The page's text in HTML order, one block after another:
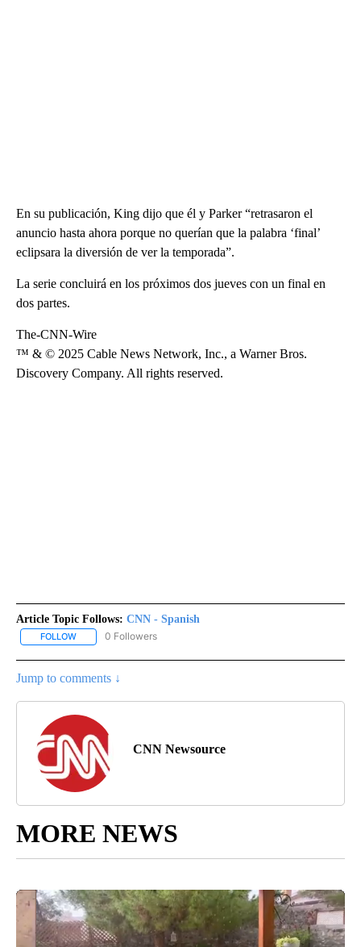
En su publicación, King dijo que él y Parker “retrasaron el
anuncio hasta ahora porque no querían que la palabra ‘final’
eclipsara la diversión de ver la temporada”.
La serie concluirá en los próximos dos jueves con un final en
dos partes.
The-CNN-Wire
™ & © 2025 Cable News Network, Inc., a Warner Bros.
Discovery Company. All rights reserved.
Article Topic Follows: CNN - Spanish
FOLLOW FOLLOW "CNN - SPANISH" TO RECEIVE NOTIFICATIONS ABOUT
0 Followers
Jump to comments ↓
CNN Newsource
MORE NEWS